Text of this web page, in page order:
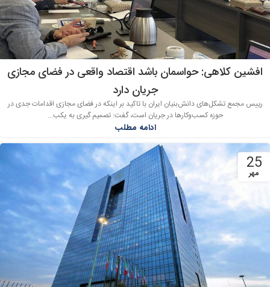
افشین کلاهی: حواسمان باشد اقتصاد واقعی در فضای مجازی
جریان دارد
رییس مجمع تشکل‌های دانش‌بنیان ایران با تاکید بر اینکه در فضای مجازی اقدامات جدی در
حوزه کسب‌وکارها در جریان است، گفت: تصمیم گیری به یکب...
ادامه مطلب
25
مهر